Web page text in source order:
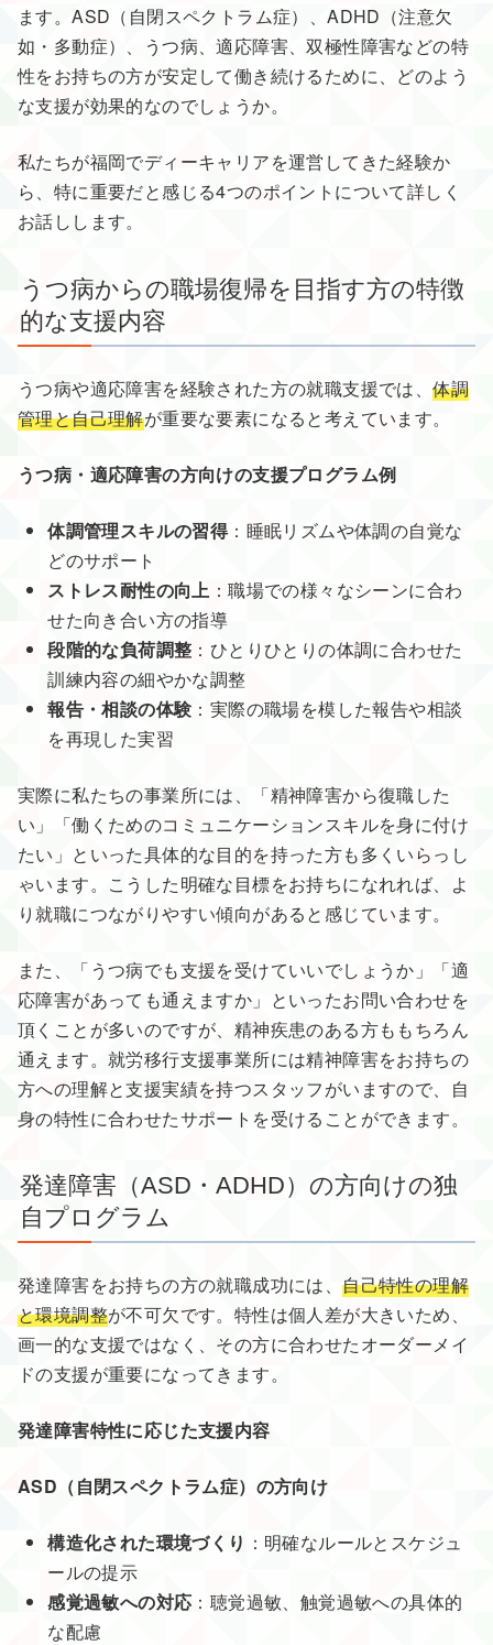
ます。ASD（自閉スペクトラム症）、ADHD（注意欠
如・多動症）、うつ病、適応障害、双極性障害などの特
性をお持ちの方が安定して働き続けるために、どのよう
な支援が効果的なのでしょうか。
私たちが福岡でディーキャリアを運営してきた経験か
ら、特に重要だと感じる4つのポイントについて詳しく
お話しします。
うつ病からの職場復帰を目指す方の特徴
的な支援内容
うつ病や適応障害を経験された方の就職支援では、体調
管理と自己理解が重要な要素になると考えています。
うつ病・適応障害の方向けの支援プログラム例
体調管理スキルの習得：睡眠リズムや体調の自覚な
どのサポート
ストレス耐性の向上 ：職場での様々なシーンに合わ
せた向き合い方の指導
段階的な負荷調整 ：ひとりひとりの体調に合わせた
訓練内容の細やかな調整
報告・相談の体験 ：実際の職場を模した報告や相談
を再現した実習
実際に私たちの事業所には、「精神障害から復職した
い」「働くためのコミュニケーションスキルを身に付け
たい」といった具体的な目的を持った方も多くいらっし
ゃいます。こうした明確な目標をお持ちになれれば、よ
り就職につながりやすい傾向があると感じています。
また、「うつ病でも支援を受けていいでしょうか」「適
応障害があっても通えますか」といったお問い合わせを
頂くことが多いのですが、精神疾患のある方ももちろん
通えます。就労移行支援事業所には精神障害をお持ちの
方への理解と支援実績を持つスタッフがいますので、自
身の特性に合わせたサポートを受けることができます。
発達障害（ASD・ADHD）の方向けの独
自プログラム
発達障害をお持ちの方の就職成功には、自己特性の理解
と環境調整が不可欠です。特性は個人差が大きいため、
画一的な支援ではなく、その方に合わせたオーダーメイ
ドの支援が重要になってきます。
発達障害特性に応じた支援内容
ASD（自閉スペクトラム症）の方向け
構造化された環境づくり ：明確なルールとスケジュ
ールの提示
感覚過敏への対応 ：聴覚過敏、触覚過敏への具体的
な配慮